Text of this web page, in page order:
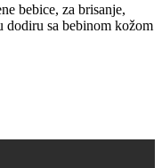
bebice, za brisanje,
dodiru sa bebinom kožom